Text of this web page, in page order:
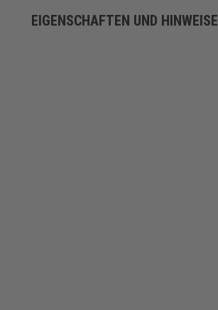
EIGENSCHAFTEN UND HINWEISE